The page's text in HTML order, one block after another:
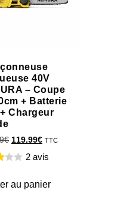
40V
– Coupe
+ Batterie
Chargeur
€ 119.99€ TTC
2 avis
au panier